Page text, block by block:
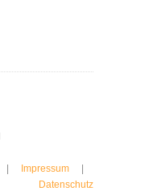
Impressum
Datenschutz